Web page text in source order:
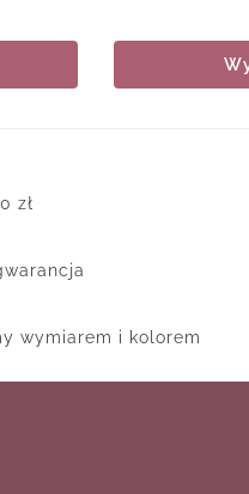
zł
wymiarem i kolorem